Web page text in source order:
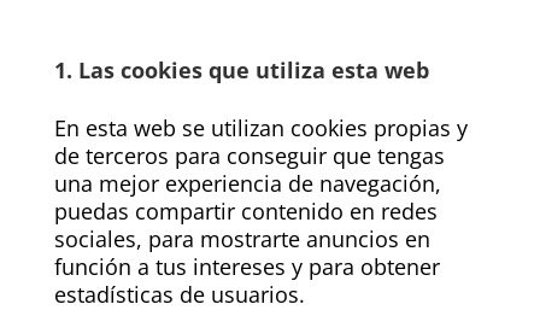
1. Las cookies que utiliza esta web
En esta web se utilizan cookies propias y
de terceros para conseguir que tengas
una mejor experiencia de navegación,
puedas compartir contenido en redes
sociales, para mostrarte anuncios en
función a tus intereses y para obtener
estadísticas de usuarios.